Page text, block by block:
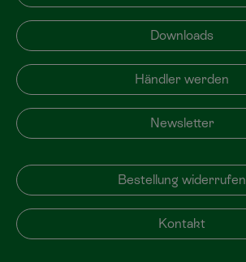
Downloads
Händler werden
Newsletter
Bestellung widerrufen
Kontakt